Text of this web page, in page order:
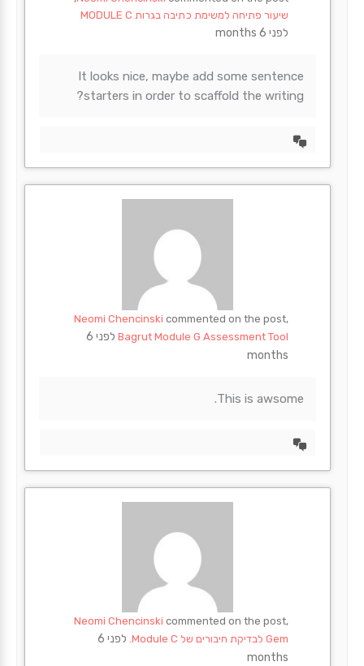
שיעור פתיחה למשימת כתיבה בגרות MODULE C
לפני 6 months
It looks nice, maybe add some sentence
starters in order to scaffold the writing?
Neomi Chencinski commented on the post,
Bagrut Module G Assessment Tool
לפני 6
months
This is awsome.
Neomi Chencinski commented on the post,
Gem לבדיקת חיבורים של Module C.
לפני 6
months